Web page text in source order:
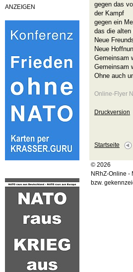
ANZEIGEN
gegen das
der Kampf
gegen ein
das die alten
Neue
Neue
Gemeinsam
Gemeinsam
Ohne auch
Online-Flyer
Druckversion
Startseite
© 2026
NRhZ-Online -
bzw.